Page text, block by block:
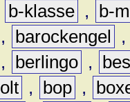
b-klasse ,
b-
, barockengel
, berlingo ,
, bop ,